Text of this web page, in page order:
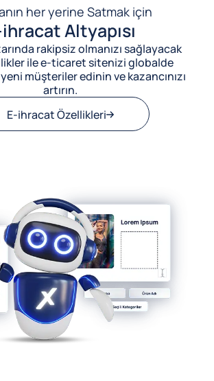
her yerine Satmak için
Altyapısı
rakipsiz olmanızı sağlayacak
ile e-ticaret sitenizi globalde
müşteriler edinin ve kazancınızı
artırın.
E-ihracat Özellikleri